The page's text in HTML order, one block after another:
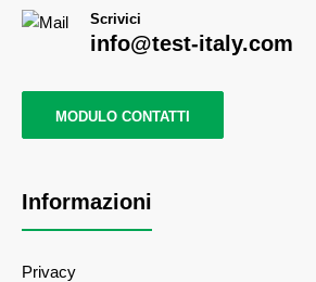
Scrivici
info@test-italy.com
MODULO CONTATTI
Informazioni
Privacy